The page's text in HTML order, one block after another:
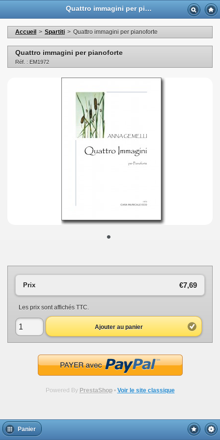
Quattro immagini per pianoforte - Casa Musicale Eco
Accueil > Spartiti > Quattro immagini per pianoforte
Quattro immagini per pianoforte
Réf. : EM1972
•
€7,69
Prix
Les prix sont affichés TTC.
Ajouter au panier
Powered By PrestaShop• Voir le site classique
Panier